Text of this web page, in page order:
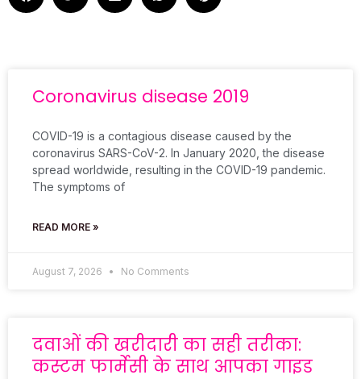
Coronavirus disease 2019
COVID-19 is a contagious disease caused by the
coronavirus SARS-CoV-2. In January 2020, the disease
spread worldwide, resulting in the COVID-19 pandemic.
The symptoms of
READ MORE »
August 7, 2026 No Comments
दवाओं की खरीदारी का सही तरीका:
कस्टम फार्मेसी के साथ आपका गाइड